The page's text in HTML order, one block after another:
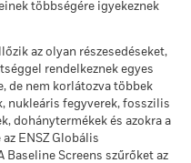
1,2 8,8 8,2
1,8 8,2
szélsőséges piaci
kaphat vissza.
11,72%
többségére igyekeznek
az olyan részesedéseket,
rendelkeznek egyes
de nem korlátozva többek
nukleáris fegyverek, fosszilis
dohánytermékek és azokra a
ENSZ Globális
Baseline Screens szűrőket az